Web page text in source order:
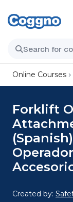
Online Courses
Forklift
Created by: